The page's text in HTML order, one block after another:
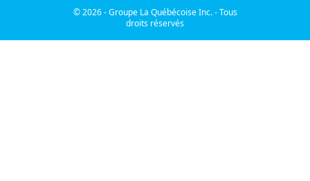
© 2026 - Groupe La Québécoise Inc. - Tous
droits réservés